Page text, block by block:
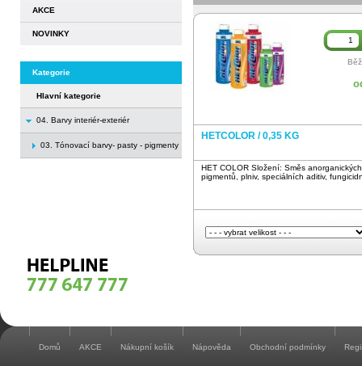
AKCE
NOVINKY
Kategorie
Hlavní kategorie
04. Barvy interiér-exteriér
03. Tónovací barvy- pasty - pigmenty
HETCOLOR / 0,35 KG
HET COLOR Složení: Směs
pigmentů, plniv, speciálních aditiv,
Domů AKCE Nákupní košík Nápověda Obchodní podmínky